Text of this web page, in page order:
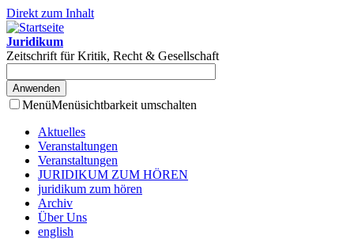
Direkt zum Inhalt
Juridikum
Zeitschrift für Kritik, Recht & Gesellschaft
MenüMenüsichtbarkeit umschalten
Aktuelles
Veranstaltungen
Veranstaltungen
JURIDIKUM ZUM HÖREN
juridikum zum hören
Archiv
Über Uns
english